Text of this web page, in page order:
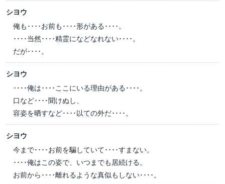
シヨウ
俺も････お前も････形がある････。
････当然････精霊になどなれない････。
だが････。
シヨウ
････俺は････ここにいる理由がある････。
口など････聞けぬし、
容姿を晒すなど････以ての外だ････。
シヨウ
今まで････お前を騙していて････すまない。
････俺はこの姿で、いつまでも居続ける。
お前から････離れるような真似もしない････。